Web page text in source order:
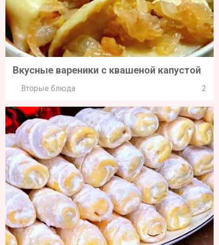
Вкусные вареники с квашеной капустой
Вторые блюда 2